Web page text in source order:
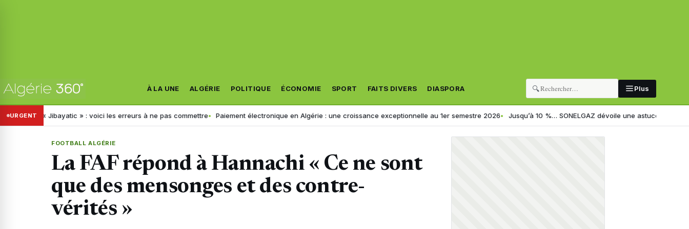
À LA UNE ALGÉRIE POLITIQUE ÉCONOMIE SPORT FAITS DIVERS DIASPORA 🔍 Plus
URGENT
via « Jibayatic » : voici les erreurs à ne pas commettre Paiement électronique en Algérie : une croissance exceptionnelle au 1er semestre 2026 Jusqu’à 10 %… SONELGAZ dévoile une astuce simple pour
FOOTBALL ALGÉRIE
La FAF répond à Hannachi « Ce ne sont
que des mensonges et des contre-
vérités »